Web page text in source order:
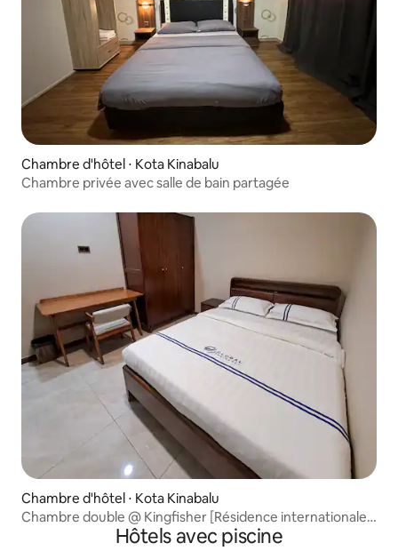
Chambre d'hôtel ⋅ Kota Kinabalu
Chambre privée avec salle de bain partagée
Chambre d'hôtel ⋅ Kota Kinabalu
Chambre double @ Kingfisher [Résidence internationale]
Hôtels avec piscine